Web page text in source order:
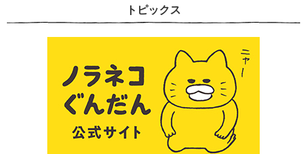
トピックス